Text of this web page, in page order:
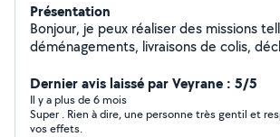
Présentation
Bonjour, je peux réaliser des missions
déménagements, livraisons de colis,
N hesitez pas a me contacter je vous
rapidement.
Dernier avis laissé par Veyrane : 5/5
Il y a plus de 6 mois
Super . Rien à dire, une personne très gentil et
vos effets.